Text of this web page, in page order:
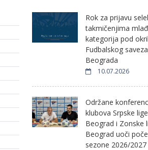
Rok za prijavu
takmičenjima
kategorija pod
Fudbalskog saveza
Beograda
10.07.2026
Održane
klubova Srpske lige
Beograd i Zonske
Beograd uoči
sezone 2026/2027